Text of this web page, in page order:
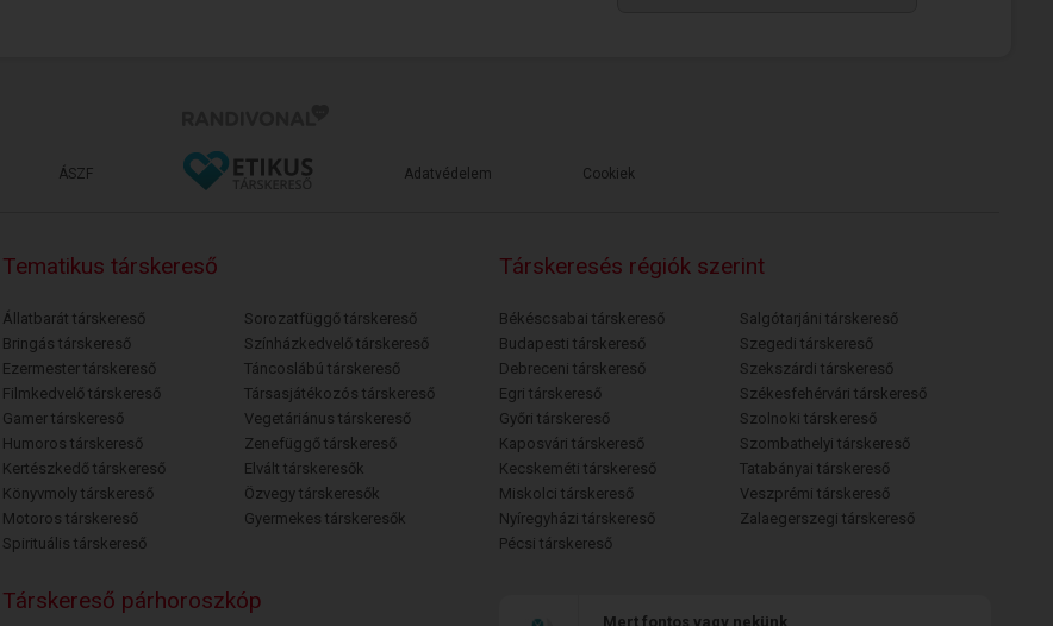
ÁSZF Adatvédelem Cookiek
Tematikus társkereső
Állatbarát társkereső
Bringás társkereső
Ezermester társkereső
Filmkedvelő társkereső
Gamer társkereső
Humoros társkereső
Kertészkedő társkereső
Könyvmoly társkereső
Motoros társkereső
Spirituális társkereső
Sorozatfüggő társkereső
Színházkedvelő társkereső
Táncoslábú társkereső
Társasjátékozós társkereső
Vegetáriánus társkereső
Zenefüggő társkereső
Elvált társkeresők
Özvegy társkeresők
Gyermekes társkeresők
Társkeresés régiók szerint
Békéscsabai társkereső
Budapesti társkereső
Debreceni társkereső
Egri társkereső
Győri társkereső
Kaposvári társkereső
Kecskeméti társkereső
Miskolci társkereső
Nyíregyházi társkereső
Pécsi társkereső
Salgótarjáni társkereső
Szegedi társkereső
Szekszárdi társkereső
Székesfehérvári társkereső
Szolnoki társkereső
Szombathelyi társkereső
Tatabányai társkereső
Veszprémi társkereső
Zalaegerszegi társkereső
Társkereső párhoroszkóp
Mert fontos vagy nekünk